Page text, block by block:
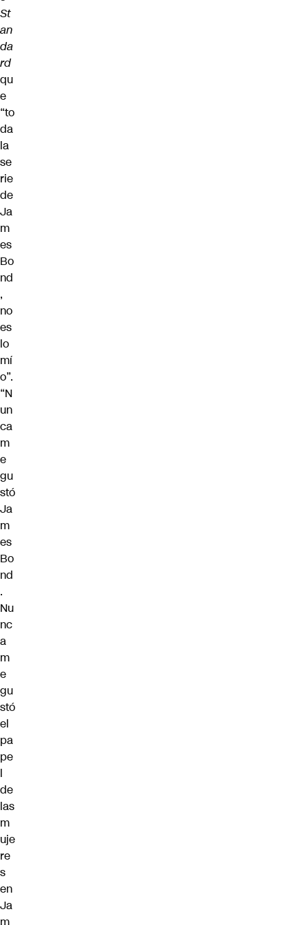
St
an
da
rd
qu
e
“to
da
la
se
rie
de
Ja
m
es
Bo
nd
,
no
es
lo
mí
o”.
“N
un
ca
m
e
gu
stó
Ja
m
es
Bo
nd
.
Nu
nc
a
m
e
gu
stó
el
pa
pe
l
de
las
m
uje
re
s
en
Ja
m